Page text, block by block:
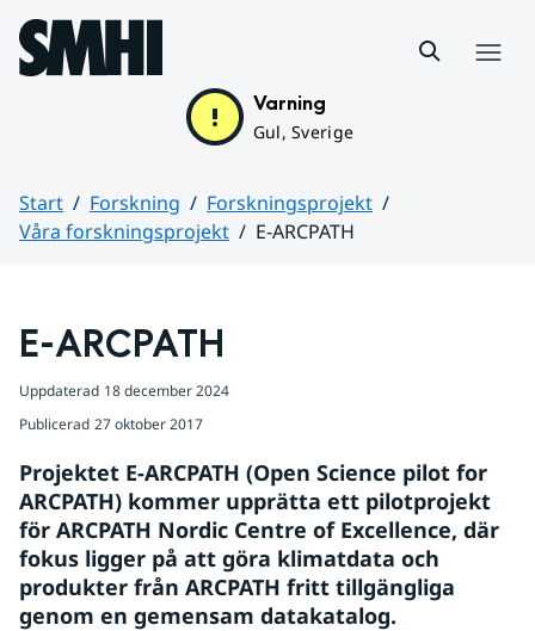
Hoppa till sidans innehåll
Varning
Gul, Sverige
Start Forskning
Forskningsprojekt
Våra forskningsprojekt
E-ARCPATH
E-ARCPATH
Uppdaterad 18 december 2024
Publicerad 27 oktober 2017
Projektet E-ARCPATH (Open Science pilot for
ARCPATH) kommer upprätta ett pilotprojekt
för ARCPATH Nordic Centre of Excellence, där
fokus ligger på att göra klimatdata och
produkter från ARCPATH fritt tillgängliga
genom en gemensam datakatalog.